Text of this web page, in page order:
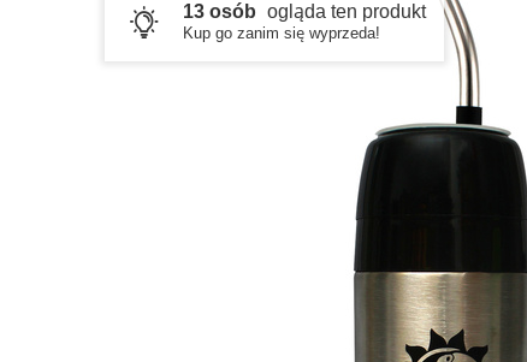
13 osób ogląda ten produkt
Kup go zanim się wyprzeda!